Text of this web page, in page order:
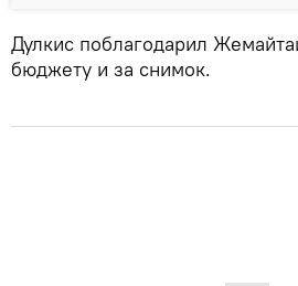
Дулкис поблагодарил
бюджету и за снимок.